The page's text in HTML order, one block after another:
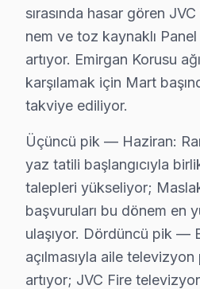
JVC Tamir Maliyeti:
JVC televizyonunuz tamir
Panel/Ekran
32" cihaz: ₺2.500 -
65" ve üzeri ekran:
Anakart Tamiri:
Güç Kartı Değişimi:
LED Backlight ve T-
Yazılım/Firmware
Yerinde onarım ve
sırasında hasar gören
nem ve toz kaynaklı Panel
artıyor. Emirgan Korusu
karşılamak için Mart
takviye ediliyor.
Üçüncü pik — Haziran:
yaz tatili başlangıcıyla
talepleri yükseliyor;
başvuruları bu dönem en
ulaşıyor. Dördüncü pik —
açılmasıyla aile televizyon
artıyor; JVC Fire